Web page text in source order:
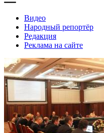
Видео
Народный репортёр
Редакция
Реклама на сайте